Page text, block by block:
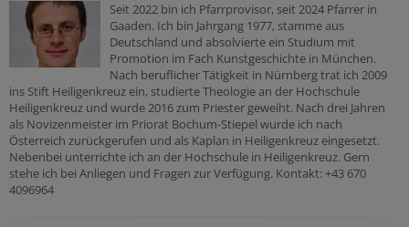
Seit 2022 bin ich Pfarrprovisor, seit 2024 Pfarrer in
Gaaden. Ich bin Jahrgang 1977, stamme aus
Deutschland und absolvierte ein Studium mit
Promotion im Fach Kunstgeschichte in München.
Nach beruflicher Tätigkeit in Nürnberg trat ich 2009
ins Stift Heiligenkreuz ein, studierte Theologie an der Hochschule
Heiligenkreuz und wurde 2016 zum Priester geweiht. Nach drei Jahren
als Novizenmeister im Priorat Bochum-Stiepel wurde ich nach
Österreich zurückgerufen und als Kaplan in Heiligenkreuz eingesetzt.
Nebenbei unterrichte ich an der Hochschule in Heiligenkreuz. Gern
stehe ich bei Anliegen und Fragen zur Verfügung. Kontakt: +43 670
4096964